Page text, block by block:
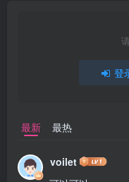
登
最新 最热
voilet